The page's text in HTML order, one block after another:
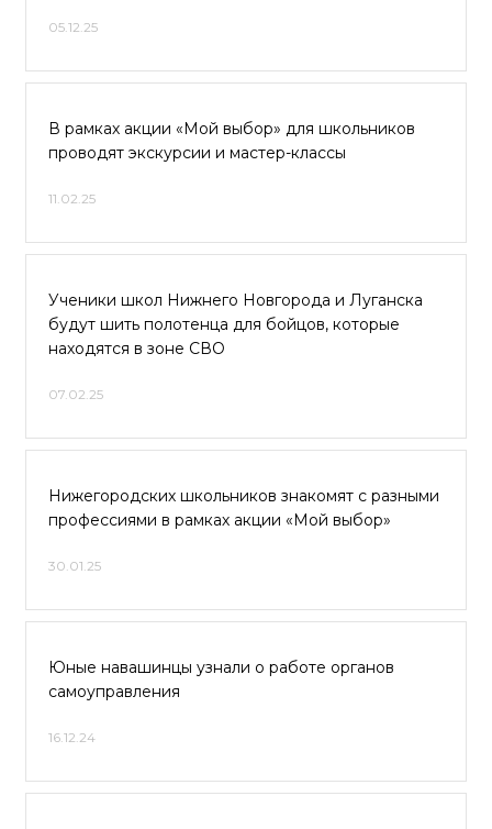
05.12.25
В рамках акции «Мой выбор» для школьников
проводят экскурсии и мастер-классы
11.02.25
Ученики школ Нижнего Новгорода и Луганска
будут шить полотенца для бойцов, которые
находятся в зоне СВО
07.02.25
Нижегородских школьников знакомят с разными
профессиями в рамках акции «Мой выбор»
30.01.25
Юные навашинцы узнали о работе органов
самоуправления
16.12.24